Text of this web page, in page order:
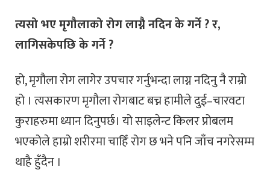
त्यसो भए मृगौलाको रोग लाग्नै नदिन के गर्ने ? र,
लागिसकेपछि के गर्ने ?
हो, मृगौला रोग लागेर उपचार गर्नुभन्दा लाग्न नदिनु नै राम्रो
हो । त्यसकारण मृगौला रोगबाट बच्न हामीले दुई–चारवटा
कुराहरुमा ध्यान दिनुपर्छ। यो साइलेन्ट किलर प्रोबलम
भएकोले हाम्रो शरीरमा चाहिँ रोग छ भने पनि जाँच नगरेसम्म
थाहै हुँदैन ।